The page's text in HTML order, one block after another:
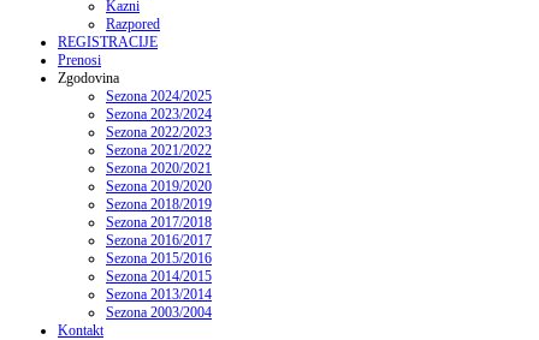
Kazni
Razpored
REGISTRACIJE
Prenosi
Zgodovina
Sezona 2024/2025
Sezona 2023/2024
Sezona 2022/2023
Sezona 2021/2022
Sezona 2020/2021
Sezona 2019/2020
Sezona 2018/2019
Sezona 2017/2018
Sezona 2016/2017
Sezona 2015/2016
Sezona 2014/2015
Sezona 2013/2014
Sezona 2003/2004
Kontakt